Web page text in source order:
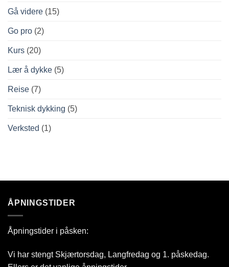
Gå videre (15)
Go pro (2)
Kurs (20)
Lær å dykke (5)
Reise (7)
Teknisk dykking (5)
Verksted (1)
ÅPNINGSTIDER
Åpningstider i påsken:
Vi har stengt Skjærtorsdag, Langfredag og 1. påskedag.